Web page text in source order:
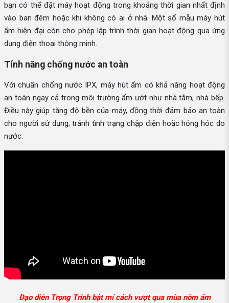
bạn có thể đặt máy hoạt động trong khoảng thời gian nhất định
vào ban đêm hoặc khi không có ai ở nhà. Một số mẫu máy hút
ẩm hiện đại còn cho phép lập trình thời gian hoạt động qua ứng
dụng điện thoại thông minh.
Tính năng chống nước an toàn
Với chuẩn chống nước IPX, máy hút ẩm có khả năng hoạt động
an toàn ngay cả trong môi trường ẩm ướt như nhà tắm, nhà bếp.
Điều này giúp tăng độ bền của máy, đồng thời đảm bảo an toàn
cho người sử dụng, tránh tình trạng chập điện hoặc hỏng hóc do
nước.
Đạo diễn Trọng Trinh bật mí cách vượt qua mùa nồm ẩm